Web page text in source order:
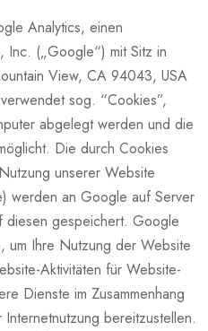
Analytics, einen
Inc. („Google“) mit Sitz in
View, CA 94043, USA
sog. “Cookies”,
abgelegt werden und die
Die durch Cookies
unserer Website
werden an Google auf Server
diesen gespeichert. Google
um Ihre Nutzung der Website
Aktivitäten für Website-
Dienste im Zusammenhang
bereitzustellen.